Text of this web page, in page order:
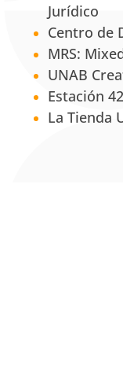
Jurídico
Centro de
MRS:
UNAB
Estación 42
La Tienda